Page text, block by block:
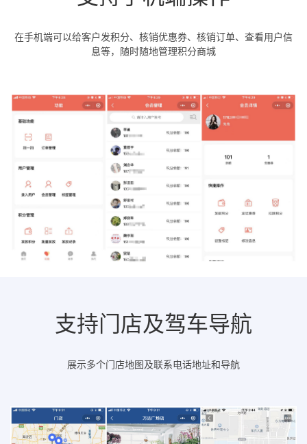
在手机端可以给客户发积分、核销优惠券、核销订单、查看用户信
息等，随时随地管理积分商城
支持门店及驾车导航
展示多个门店地图及联系电话地址和导航